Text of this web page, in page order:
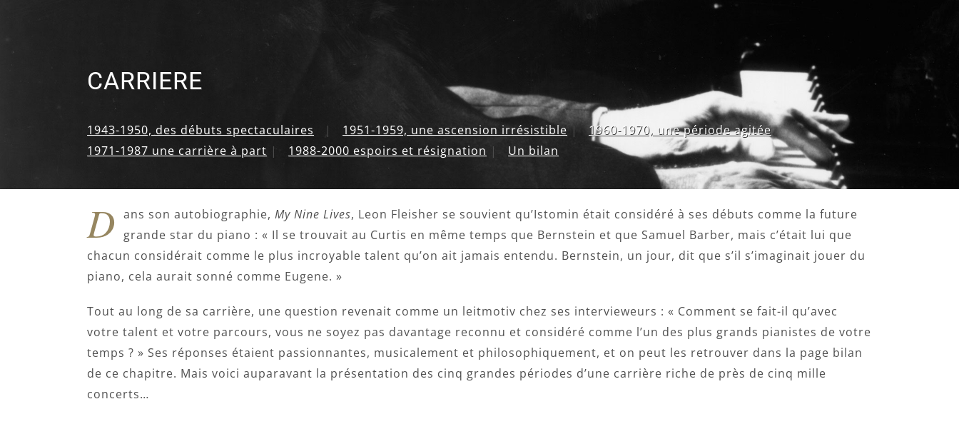
CARRIERE
1943-1950, des débuts spectaculaires | 1951-1959, une ascension irrésistible| 1960-1970, une période agitée
1971-1987 une carrière à part | 1988-2000 espoirs et résignation | Un bilan
D ans son autobiographie, My Nine Lives, Leon Fleisher se souvient qu’Istomin était considéré à ses débuts comme la future
grande star du piano : « Il se trouvait au Curtis en même temps que Bernstein et que Samuel Barber, mais c’était lui que
chacun considérait comme le plus incroyable talent qu’on ait jamais entendu. Bernstein, un jour, dit que s’il s’imaginait jouer du
piano, cela aurait sonné comme Eugene. »
Tout au long de sa carrière, une question revenait comme un leitmotiv chez ses intervieweurs : « Comment se fait-il qu’avec
votre talent et votre parcours, vous ne soyez pas davantage reconnu et considéré comme l’un des plus grands pianistes de votre
temps ? » Ses réponses étaient passionnantes, musicalement et philosophiquement, et on peut les retrouver dans la page bilan
de ce chapitre. Mais voici auparavant la présentation des cinq grandes périodes d’une carrière riche de près de cinq mille
concerts…